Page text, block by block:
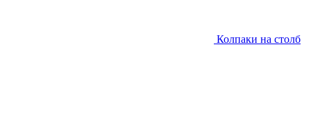
Колпаки на столб